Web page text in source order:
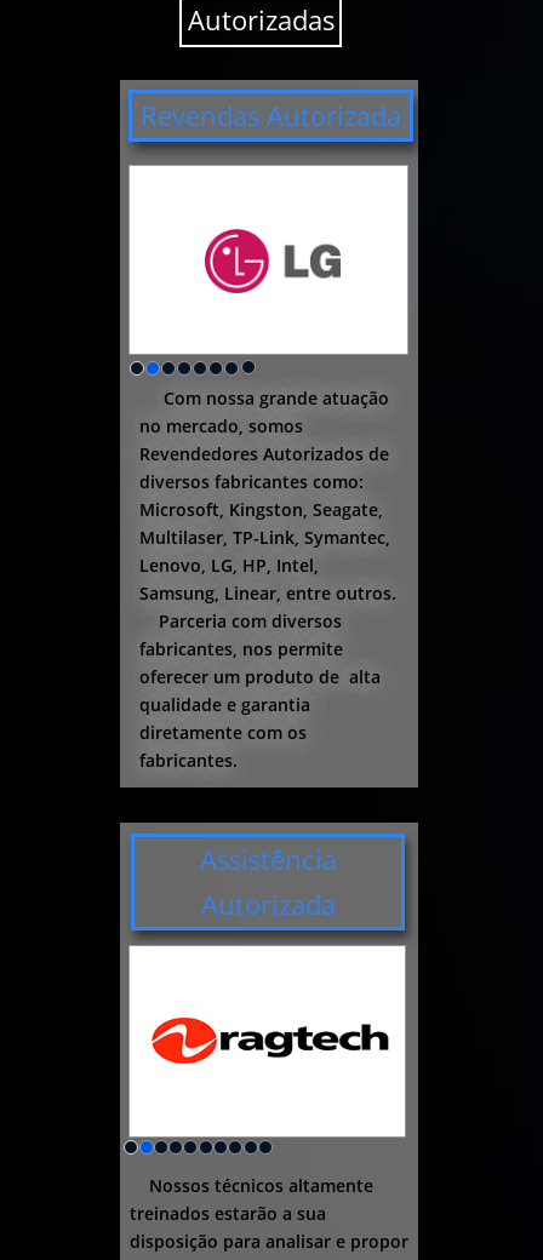
Autorizadas
Revendas Autorizada
Com nossa grande atuação
no mercado, somos
Revendedores Autorizados de
diversos fabricantes como:
Microsoft, Kingston, Seagate,
Multilaser, TP-Link, Symantec,
Lenovo, LG, HP, Intel,
Samsung, Linear, entre outros.
Parceria com diversos
fabricantes, nos permite
oferecer um produto de alta
qualidade e garantia
diretamente com os
fabricantes.
Assistência
Autorizada
Nossos técnicos altamente
treinados estarão a sua
disposição para analisar e propor